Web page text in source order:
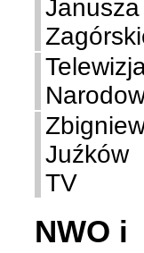
Janusza
Juźków
TV
NWO i